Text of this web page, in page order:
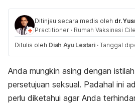
Ditinjau secara medis oleh dr.
Practitioner · Rumah Vaksinasi
Ditulis oleh Diah Ayu Lestari · Tanggal
Anda mungkin asing dengan istilah
persetujuan seksual. Padahal ini
perlu diketahui agar Anda